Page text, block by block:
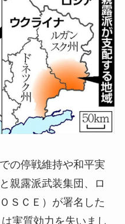
の停戦維持や和平実
親露派武装集団、ロ
ＳＣＥ）が署名した
実質効力を失いまし